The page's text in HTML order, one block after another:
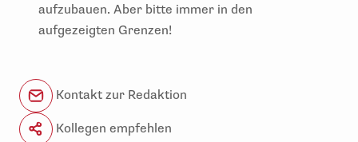
aufzubauen. Aber bitte immer in den
aufgezeigten Grenzen!
Kontakt zur Redaktion
Kollegen empfehlen